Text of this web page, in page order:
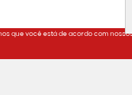
que você está de acordo com